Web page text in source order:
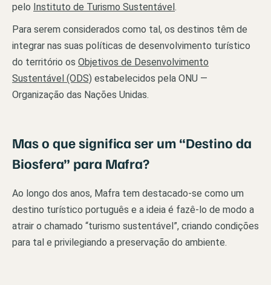
pelo Instituto de Turismo Sustentável.
Para serem considerados como tal, os destinos têm de
integrar nas suas políticas de desenvolvimento turístico
do território os Objetivos de Desenvolvimento
Sustentável (ODS) estabelecidos pela ONU —
Organização das Nações Unidas.
Mas o que significa ser um “Destino da
Biosfera” para Mafra?
Ao longo dos anos, Mafra tem destacado-se como um
destino turístico português e a ideia é fazê-lo de modo a
atrair o chamado “turismo sustentável”, criando condições
para tal e privilegiando a preservação do ambiente.